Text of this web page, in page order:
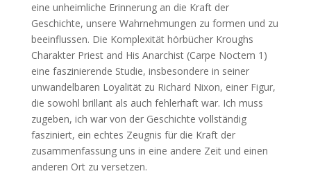
eine unheimliche Erinnerung an die Kraft der
Geschichte, unsere Wahrnehmungen zu formen und zu
beeinflussen. Die Komplexität hörbücher Kroughs
Charakter Priest and His Anarchist (Carpe Noctem 1)
eine faszinierende Studie, insbesondere in seiner
unwandelbaren Loyalität zu Richard Nixon, einer Figur,
die sowohl brillant als auch fehlerhaft war. Ich muss
zugeben, ich war von der Geschichte vollständig
fasziniert, ein echtes Zeugnis für die Kraft der
zusammenfassung uns in eine andere Zeit und einen
anderen Ort zu versetzen.